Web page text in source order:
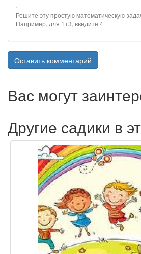
Решите эту простую математическую
Например, для 1+3, введите 4.
Оставить комментарий
Вас могут
Другие садики в